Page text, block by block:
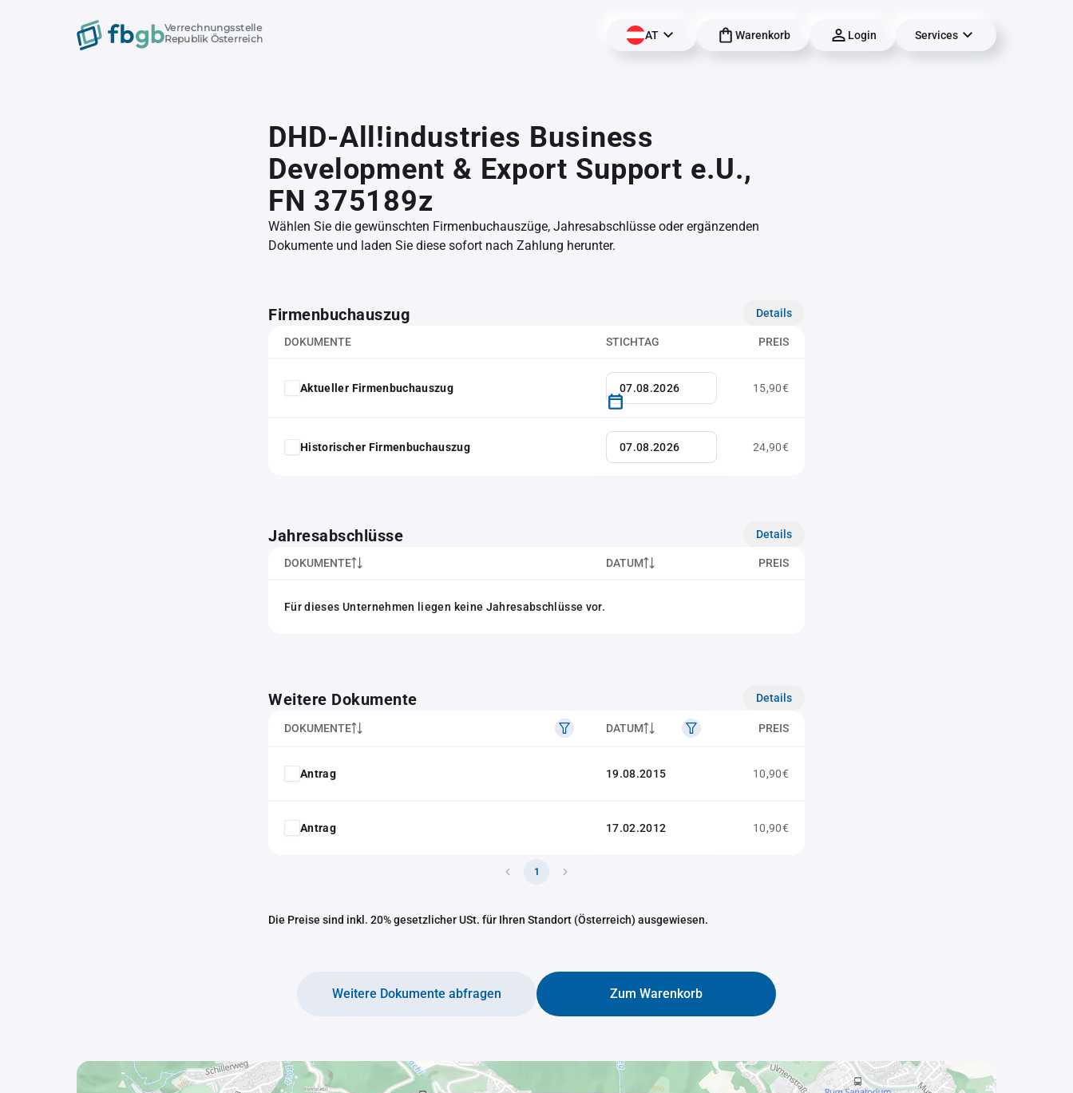
Verrechnungsstelle
Republik Österreich
AT Warenkorb Login Services
DHD-All!industries Business
Development & Export Support e.U.,
FN 375189z
Wählen Sie die gewünschten Firmenbuchauszüge, Jahresabschlüsse oder ergänzenden
Dokumente und laden Sie diese sofort nach Zahlung herunter.
Firmenbuchauszug Details
DOKUMENTE STICHTAG PREIS
Aktueller Firmenbuchauszug 15,90€
Historischer Firmenbuchauszug 24,90€
Jahresabschlüsse Details
DOKUMENTE DATUM PREIS
Für dieses Unternehmen liegen keine Jahresabschlüsse vor.
Weitere Dokumente Details
DOKUMENTE DATUM PREIS
Antrag 19.08.2015 10,90€
Antrag 17.02.2012 10,90€
1
Die Preise sind inkl. 20% gesetzlicher USt. für Ihren Standort (Österreich) ausgewiesen.
Zum Warenkorb
Weitere Dokumente abfragen